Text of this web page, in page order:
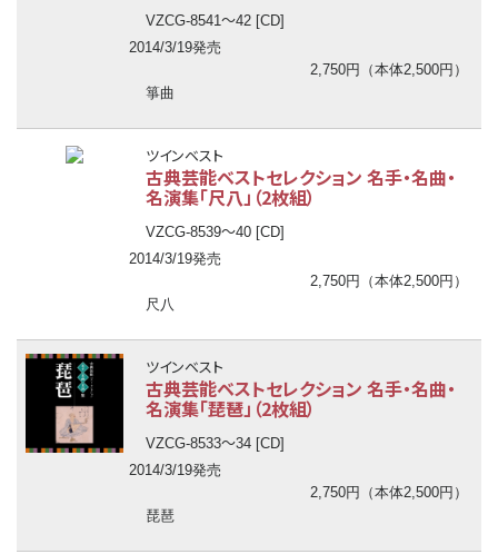
VZCG-8541〜42 [CD]
2014/3/19発売
2,750円（本体2,500円）
箏曲
ツインベスト
古典芸能ベストセレクション 名手・名曲・
名演集「尺八」（2枚組）
VZCG-8539〜40 [CD]
2014/3/19発売
2,750円（本体2,500円）
尺八
ツインベスト
古典芸能ベストセレクション 名手・名曲・
名演集「琵琶」（2枚組）
VZCG-8533〜34 [CD]
2014/3/19発売
2,750円（本体2,500円）
琵琶